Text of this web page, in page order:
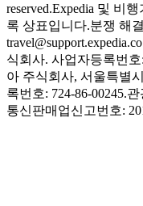
reserved.Expedia 및 비
록 상표입니다.분쟁 해
식회사. 사업자등록번호
아 주식회사, 서울특별
록번호: 724-86-00245.관
통신판매업신고번호: